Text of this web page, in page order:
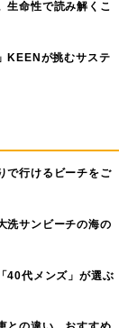
生命性で読み解くこ
KEENが挑むサステ
で行けるビーチをご
洗サンビーチの海の
40代メンズ」が選ぶ